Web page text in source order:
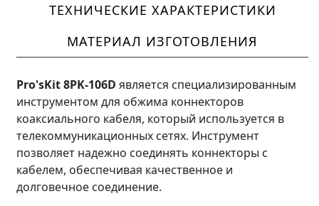
ТЕХНИЧЕСКИЕ ХАРАКТЕРИСТИКИ
МАТЕРИАЛ ИЗГОТОВЛЕНИЯ
Pro'sKit 8PK-106D является специализированным
инструментом для обжима коннекторов
коаксиального кабеля, который используется в
телекоммуникационных сетях. Инструмент
позволяет надежно соединять коннекторы с
кабелем, обеспечивая качественное и
долговечное соединение.